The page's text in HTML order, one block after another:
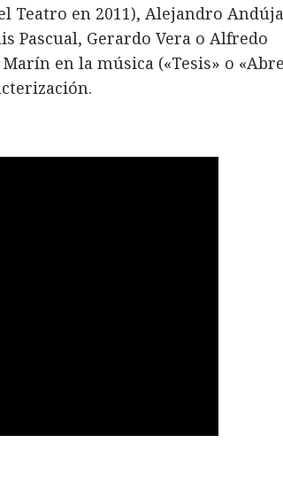
Teatro en 2011), Alejandro
Pascual, Gerardo Vera o Alfredo
en la música («Tesis» o «Abre